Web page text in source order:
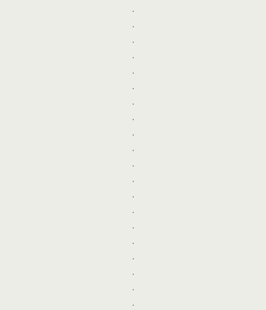
.
.
.
.
.
.
.
.
.
.
.
.
.
.
.
.
.
.
.
.